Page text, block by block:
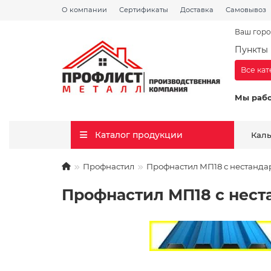
О компании Сертификаты Доставка Самовывоз
Ваш
Пункты
Мы
Все
Каталог продукции
Профнастил Профнастил МП18 с
Профнастил МП18 с